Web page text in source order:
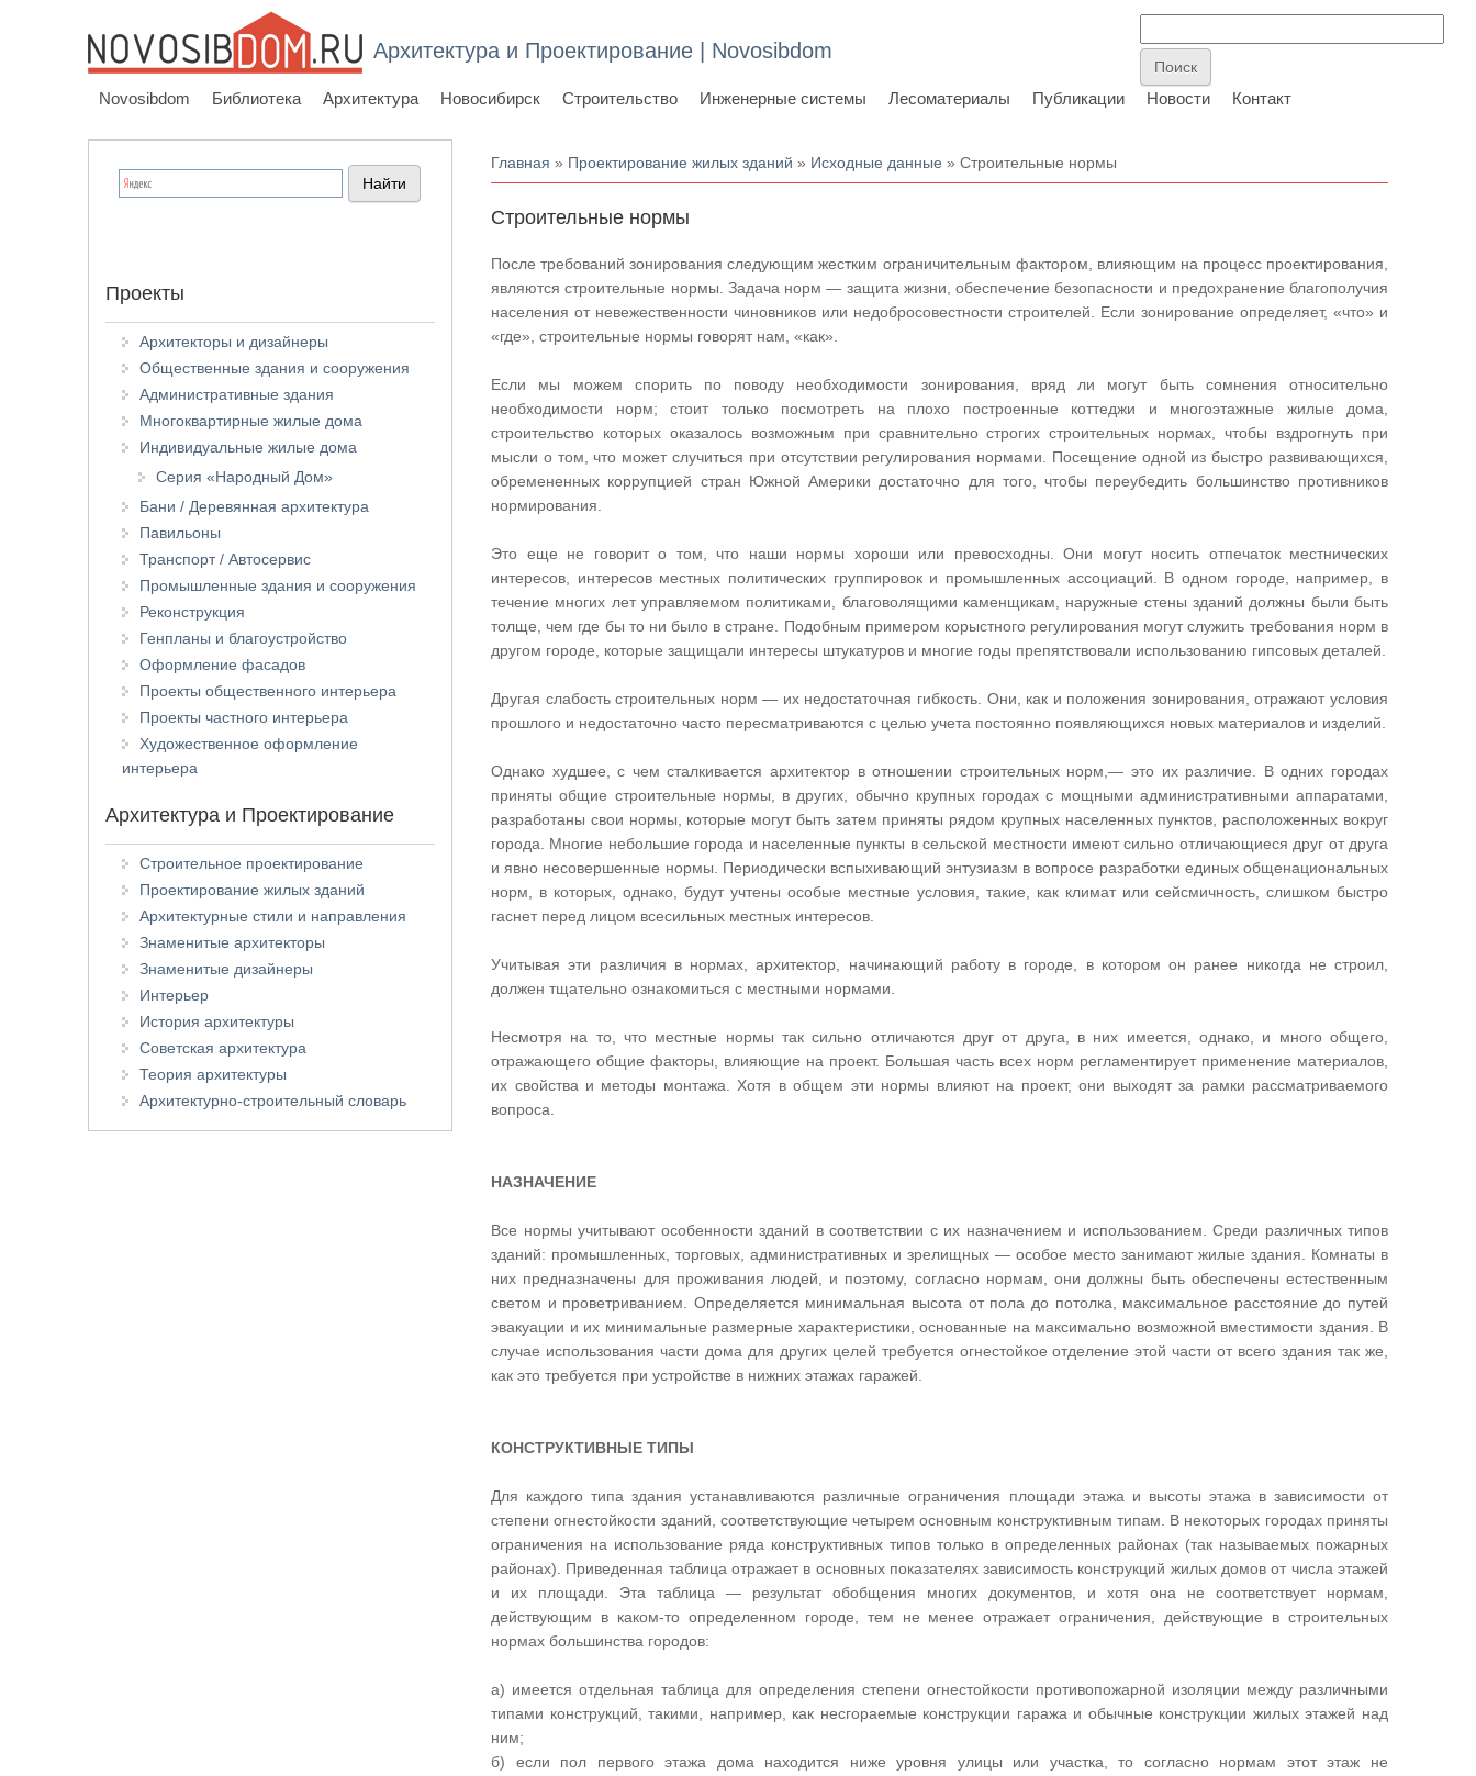
Архитектура и Проектирование | Novosibdom
Novosibdom Библиотека Архитектура Новосибирск Строительство Инженерные системы Лесоматериалы Публикации Новости Контакт
Вы здесь
Главная » Проектирование жилых зданий » Исходные данные » Строительные нормы
Строительные нормы
После требований зонирования следующим жестким ограничительным фактором, влияющим на процесс проектирования,
являются строительные нормы. Задача норм — защита жизни, обеспечение безопасности и предохранение благополучия
населения от невежественности чиновников или недобросовестности строителей. Если зонирование определяет, «что» и
«где», строительные нормы говорят нам, «как».
Если мы можем спорить по поводу необходимости зонирования, вряд ли могут быть сомнения относительно
необходимости норм; стоит только посмотреть на плохо построенные коттеджи и многоэтажные жилые дома,
строительство которых оказалось возможным при сравнительно строгих строительных нормах, чтобы вздрогнуть при
мысли о том, что может случиться при отсутствии регулирования нормами. Посещение одной из быстро развивающихся,
обремененных коррупцией стран Южной Америки достаточно для того, чтобы переубедить большинство противников
нормирования.
Это еще не говорит о том, что наши нормы хороши или превосходны. Они могут носить отпечаток местнических
интересов, интересов местных политических группировок и промышленных ассоциаций. В одном городе, например, в
течение многих лет управляемом политиками, благоволящими каменщикам, наружные стены зданий должны были быть
толще, чем где бы то ни было в стране. Подобным примером корыстного регулирования могут служить требования норм в
другом городе, которые защищали интересы штукатуров и многие годы препятствовали использованию гипсовых деталей.
Другая слабость строительных норм — их недостаточная гибкость. Они, как и положения зонирования, отражают условия
прошлого и недостаточно часто пересматриваются с целью учета постоянно появляющихся новых материалов и изделий.
Однако худшее, с чем сталкивается архитектор в отношении строительных норм,— это их различие. В одних городах
приняты общие строительные нормы, в других, обычно крупных городах с мощными административными аппаратами,
разработаны свои нормы, которые могут быть затем приняты рядом крупных населенных пунктов, расположенных вокруг
города. Многие небольшие города и населенные пункты в сельской местности имеют сильно отличающиеся друг от друга
и явно несовершенные нормы. Периодически вспыхивающий энтузиазм в вопросе разработки единых общенациональных
норм, в которых, однако, будут учтены особые местные условия, такие, как климат или сейсмичность, слишком быстро
гаснет перед лицом всесильных местных интересов.
Учитывая эти различия в нормах, архитектор, начинающий работу в городе, в котором он ранее никогда не строил,
должен тщательно ознакомиться с местными нормами.
Несмотря на то, что местные нормы так сильно отличаются друг от друга, в них имеется, однако, и много общего,
отражающего общие факторы, влияющие на проект. Большая часть всех норм регламентирует применение материалов,
их свойства и методы монтажа. Хотя в общем эти нормы влияют на проект, они выходят за рамки рассматриваемого
вопроса.
НАЗНАЧЕНИЕ
Все нормы учитывают особенности зданий в соответствии с их назначением и использованием. Среди различных типов
зданий: промышленных, торговых, административных и зрелищных — особое место занимают жилые здания. Комнаты в
них предназначены для проживания людей, и поэтому, согласно нормам, они должны быть обеспечены естественным
светом и проветриванием. Определяется минимальная высота от пола до потолка, максимальное расстояние до путей
эвакуации и их минимальные размерные характеристики, основанные на максимально возможной вместимости здания. В
случае использования части дома для других целей требуется огнестойкое отделение этой части от всего здания так же,
как это требуется при устройстве в нижних этажах гаражей.
КОНСТРУКТИВНЫЕ ТИПЫ
Для каждого типа здания устанавливаются различные ограничения площади этажа и высоты этажа в зависимости от
степени огнестойкости зданий, соответствующие четырем основным конструктивным типам. В некоторых городах приняты
ограничения на использование ряда конструктивных типов только в определенных районах (так называемых пожарных
районах). Приведенная таблица отражает в основных показателях зависимость конструкций жилых домов от числа этажей
и их площади. Эта таблица — результат обобщения многих документов, и хотя она не соответствует нормам,
действующим в каком-то определенном городе, тем не менее отражает ограничения, действующие в строительных
нормах большинства городов:
а) имеется отдельная таблица для определения степени огнестойкости противопожарной изоляции между различными
типами конструкций, такими, например, как несгораемые конструкции гаража и обычные конструкции жилых этажей над
ним;
б) если пол первого этажа дома находится ниже уровня улицы или участка, то согласно нормам этот этаж не
Проекты
Архитекторы и дизайнеры
Общественные здания и сооружения
Административные здания
Многоквартирные жилые дома
Индивидуальные жилые дома
Серия «Народный Дом»
Бани / Деревянная архитектура
Павильоны
Транспорт / Автосервис
Промышленные здания и сооружения
Реконструкция
Генпланы и благоустройство
Оформление фасадов
Проекты общественного интерьера
Проекты частного интерьера
Художественное оформление
интерьера
Архитектура и Проектирование
Строительное проектирование
Проектирование жилых зданий
Архитектурные стили и направления
Знаменитые архитекторы
Знаменитые дизайнеры
Интерьер
История архитектуры
Советская архитектура
Теория архитектуры
Архитектурно-строительный словарь